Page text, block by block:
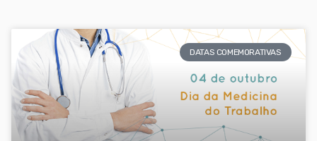
DATAS COMEMORATIVAS